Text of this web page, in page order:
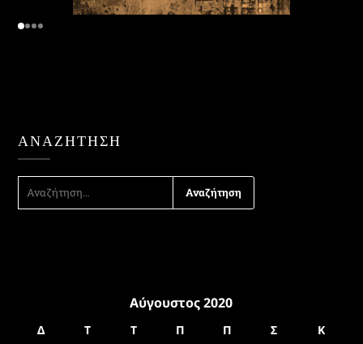
ΑΝΑΖΉΤΗΣΗ
ΓΙΑ:
Αύγουστος 2020
Δ Τ Τ Π Π Σ
Κ